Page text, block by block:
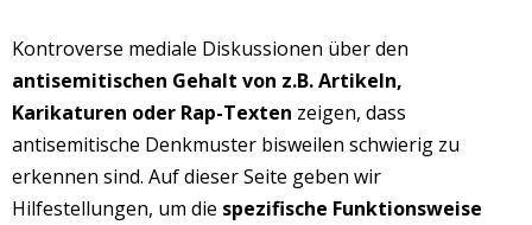
Kontroverse mediale Diskussionen über den
antisemitischen Gehalt von z.B. Artikeln,
Karikaturen oder Rap-Texten zeigen, dass
antisemitische Denkmuster bisweilen schwierig zu
erkennen sind. Auf dieser Seite geben wir
Hilfestellungen, um die spezifische Funktionsweise